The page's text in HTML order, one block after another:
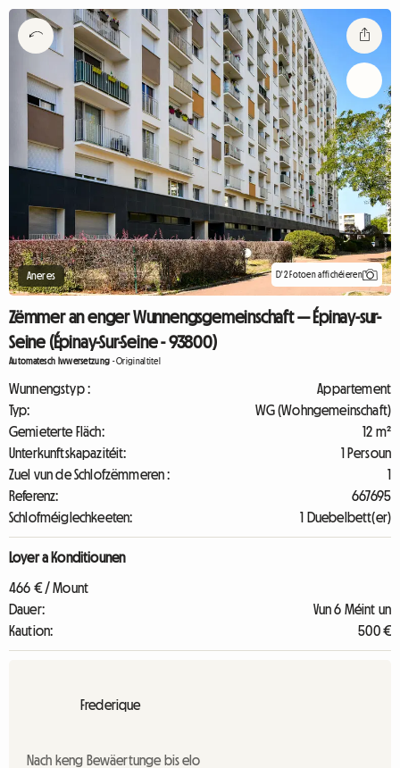
Aneres D'2 Fotoen affichéieren
Zëmmer an enger Wunnengsgemeinschaft — Épinay-sur-
Seine (Épinay-Sur-Seine - 93800)
Automatesch Iwwersetzung -Originaltitel
Wunnengstyp :
Appartement
Typ:
WG (Wohngemeinschaft)
Gemieterte Fläch:
12 m²
Unterkunftskapazitéit:
1 Persoun
Zuel vun de Schlofzëmmeren :
1
Referenz:
667695
Schlofméiglechkeeten:
1 Duebelbett(er)
Loyer a Konditiounen
466 € / Mount
Dauer:
Vun 6 Méint un
Kaution:
500 €
Frederique
Nach keng Bewäertunge bis elo